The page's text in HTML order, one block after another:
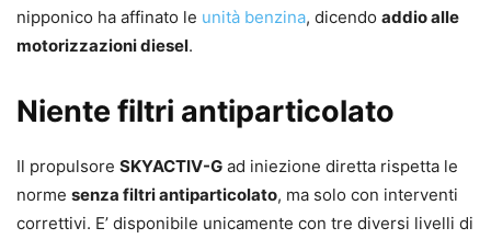
nipponico ha affinato le unità benzina, dicendo addio alle
motorizzazioni diesel.
Niente filtri antiparticolato
Il propulsore SKYACTIV-G ad iniezione diretta rispetta le
norme senza filtri antiparticolato, ma solo con interventi
correttivi. E’ disponibile unicamente con tre diversi livelli di